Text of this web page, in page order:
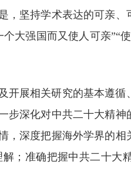
坚持学术表达的可亲
大强国而又使人可亲”“
展相关研究的基本遵
深化对中共二十大精
深度把握海外学界的
；准确把握中共二十大